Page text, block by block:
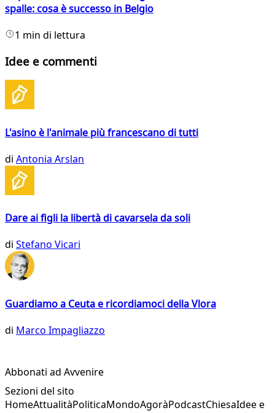
spalle: cosa è successo in Belgio
1 min di lettura
Idee e commenti
L'asino è l'animale più francescano di tutti
di Antonia Arslan
Dare ai figli la libertà di cavarsela da soli
di Stefano Vicari
Guardiamo a Ceuta e ricordiamoci della Vlora
di Marco Impagliazzo
Abbonati ad Avvenire
Sezioni del sito
HomeAttualitàPoliticaMondoAgoràPodcastChiesaIdee e